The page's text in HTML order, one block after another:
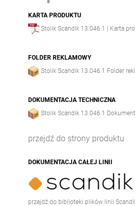
Stół Scandik 13.046.3.P
Stół Simple 13.024.1
Stół Soft 13.012
Stół Stilo 13.048
Stół Travetto 13.007
KARTA PRODUKTU
Stolik Scandik 13.046.1 | Karta
FOLDER REKLAMOWY
Stolik Scandik 13.046.1 Folder
DOKUMENTACJA TECHNICZNA
Stolik Scandik 13.046.1
przejdź do strony produktu
DOKUMENTACJA CAŁEJ LINII
przejdź do biblioteki plików linii